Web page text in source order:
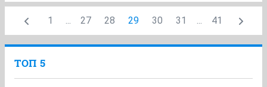
1 ... 27 28 29 30 31 ... 41
ТОП 5